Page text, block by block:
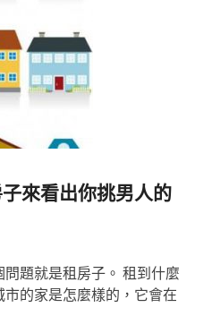
子來看出你挑男人的
題就是租房子。 租到什麼
的家是怎麼樣的，它會在